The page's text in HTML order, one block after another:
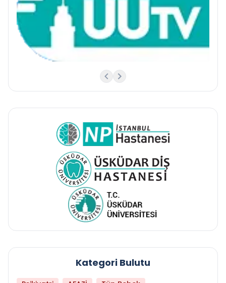
Kategori Bulutu